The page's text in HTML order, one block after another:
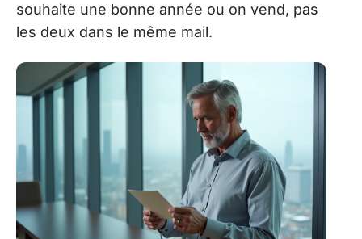
souhaite une bonne année ou on vend, pas
les deux dans le même mail.